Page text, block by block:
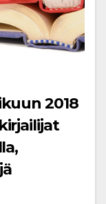
2018